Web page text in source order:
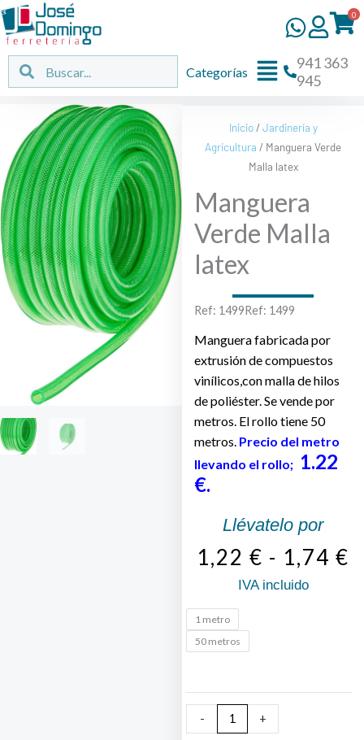
Ir
al
contenido
0
Buscar Buscar
Flyout
Categorías
941 363
945
Inicio/Jardinería y
Agricultura / Manguera Verde
Malla latex
Manguera
Verde Malla
latex
Ref: 1499Ref: 1499
Manguera fabricada por
extrusión de compuestos
vinílicos,con malla de hilos
de poliéster. Se vende por
metros. El rollo tiene 50
metros. Precio del metro
llevando el rollo; 1.22
€.
Llévatelo por
1,22 € - 1,74 €
IVA incluido
1 metro
50 metros
-
Manguera
Verde
cantidad
+